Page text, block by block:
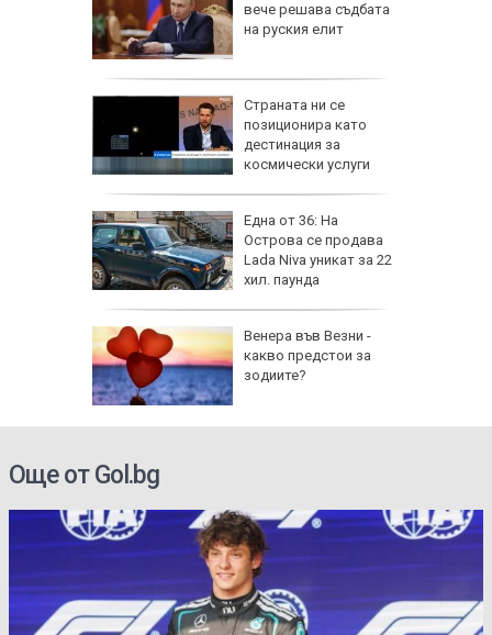
вече решава съдбата
на руския елит
Страната ни се
позиционира като
дестинация за
космически услуги
Една от 36: На
Острова се продава
Lada Niva уникат за 22
хил. паунда
Венера във Везни -
какво предстои за
зодиите?
Още от Gol.bg